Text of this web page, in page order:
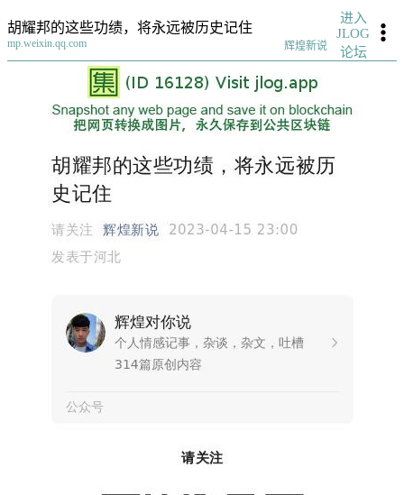
胡耀邦的这些功绩，将永远被历史记住
mp.weixin.qq.com 辉煌新说
进入
JLOG
论坛